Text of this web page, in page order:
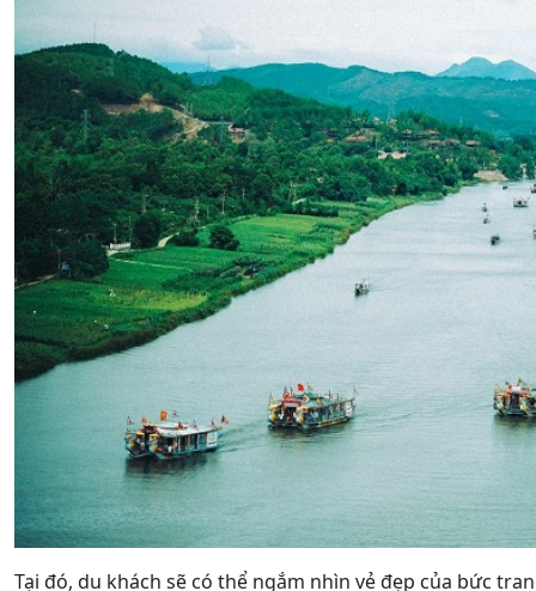
Tại đó, du khách sẽ có thể ngắm nhìn vẻ đẹp của bức